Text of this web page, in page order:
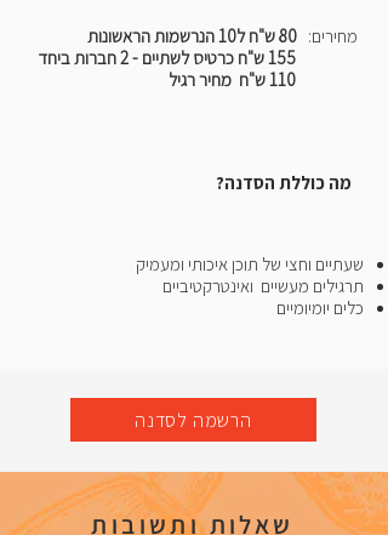
מחירים: 80 ש"ח ל10 הנרשמות הראשונות
מה כוללת הסדנה?
שעתיים וחצי של תוכן איכותי ומעמיק
תרגילים מעשיים ואינטרקטיביים
כלים יומיומיים
הרשמה לסדנה
שאלות ותשובות